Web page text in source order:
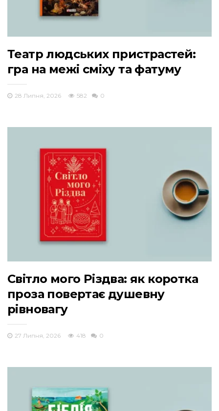
Театр людських пристрастей:
гра на межі сміху та фатуму
28 Липня, 2026 582 0
Світло мого Різдва: як коротка
проза повертає душевну
рівновагу
27 Липня, 2026 418 0